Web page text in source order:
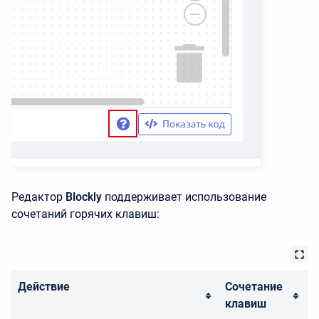
Редактор Blockly поддерживает использование
сочетаний горячих клавиш:
Действие
Сочетание
клавиш